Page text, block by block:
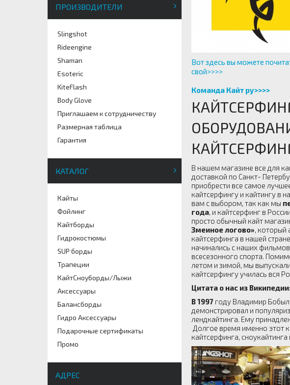
ПРОИЗВОДИТЕЛИ
Slingshot
Rideengine
Shaman
Esoteric
KiteFlash
Body Glove
Приглашаем к сотрудничеству
Размерная таблица
Гарантия
КАТАЛОГ
Кайты
Фойлинг
Кайтборды
Гидрокостюмы
SUP борды
Трапеции
КайтСноуборды/Лыжи
Аксессуары
Балансборды
Гидро Аксессуары
Подарочные сертификаты
Промо
АДРЕС
Вот здесь вы можете
свой>>>>
Команда Кайт ру>>>>
В нашем магазине все для
доставкой по Санкт-
приобрести все самое
кайтсерфингу и кайтингу
вам с выбором, так как мы
года, и кайтсерфинг в
просто обычный кайт
Змеиное логово» ,
кайтсерфинга в нашей
начинались с наших
всесезонного спорта.
летом и зимой, мы
кайтсерфингу училась вся
Цитата о нас из
В 1997 году Владимир
демонстрировал и
лендкайтинга. Ему
Долгое время именно этот
кайтсерфинга, сноукайтинга